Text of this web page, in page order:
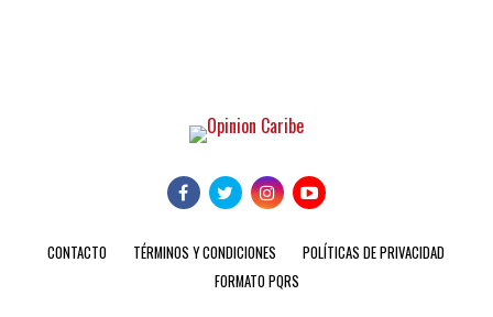
CONTACTO TÉRMINOS Y CONDICIONES
POLÍTICAS DE PRIVACIDAD
FORMATO PQRS